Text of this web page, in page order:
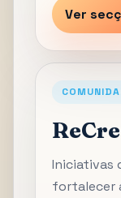
Ver
Iniciativas
fortalecer